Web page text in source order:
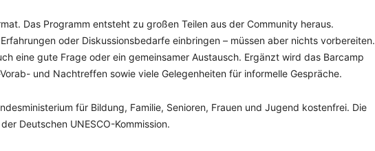
Das Programm entsteht zu großen Teilen aus der Community heraus.
oder Diskussionsbedarfe einbringen – müssen aber nichts vorbereiten.
eine gute Frage oder ein gemeinsamer Austausch. Ergänzt wird das Barcamp
und Nachtreffen sowie viele Gelegenheiten für informelle Gespräche.
für Bildung, Familie, Senioren, Frauen und Jugend kostenfrei. Die
Deutschen UNESCO-Kommission.